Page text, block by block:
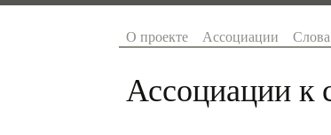
О проекте Ассоциации Слова
Ассоциации к